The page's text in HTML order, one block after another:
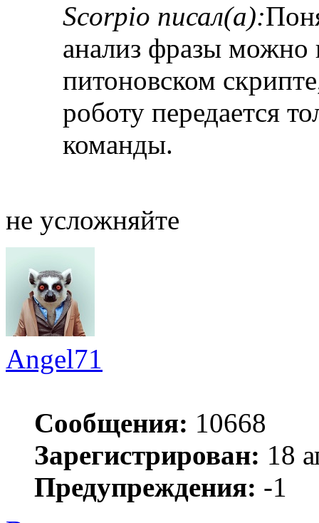
Scorpio писал(а):
анализ фразы можно
питоновском
роботу передается
команды.
не усложняйте
Angel71
Сообщения: 10668
Зарегистрирован: 18
Предупреждения: -1